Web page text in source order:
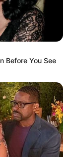
Before You See